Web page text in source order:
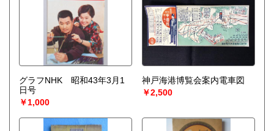
グラフNHK 昭和43年3月1
日号
￥1,000
神戸海港博覧会案内電車図
￥2,500